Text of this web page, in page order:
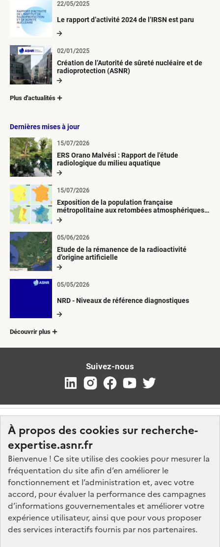
À propos des cookies sur recherche-
expertise.asnr.fr
Bienvenue ! Ce site utilise des cookies pour mesurer la
fréquentation du site afin d’en améliorer le
fonctionnement et l’administration et, avec votre
accord, pour évaluer la performance des campagnes
d’informations gouvernementales et améliorer votre
expérience utilisateur, ainsi que pour vous proposer
des services interactifs fournis par nos partenaires.
Le rapport d’activité 2024 de l’IRSN est paru
22/05/2025
Création de l’Autorité de sûreté nucléaire et de
radioprotection (ASNR)
02/01/2025
Plus d'actualités
Dernières mises à jour
ERS Orano Malvési : Rapport de l'étude
radiologique du milieu aquatique
15/07/2026
Exposition de la population française
métropolitaine aux retombées atmosphériques
radioactives depuis 1945
15/07/2026
Etude de la rémanence de la radioactivité
d’origine artificielle
05/06/2026
NRD - Niveaux de référence diagnostiques
05/05/2026
Découvrir plus
Suivez-nous
Nos marchés
Nos offres d'emploi
FAQ
Glossaire